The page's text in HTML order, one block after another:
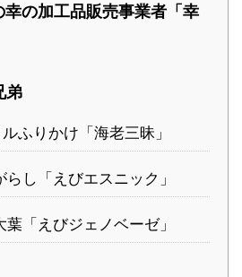
の加工品販売事業者「幸
弟
ふりかけ「海老三昧」
らし「えびエスニック」
葉「えびジェノベーゼ」